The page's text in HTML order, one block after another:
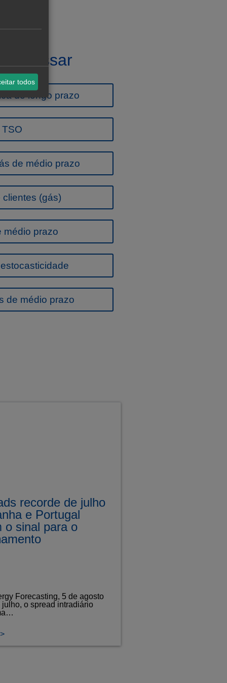
de longo prazo
de médio prazo
(gás)
médio prazo
de médio prazo
recorde de julho
e Portugal
o sinal para o
Forecasting, 5 de agosto
julho, o spread intradiário
todos